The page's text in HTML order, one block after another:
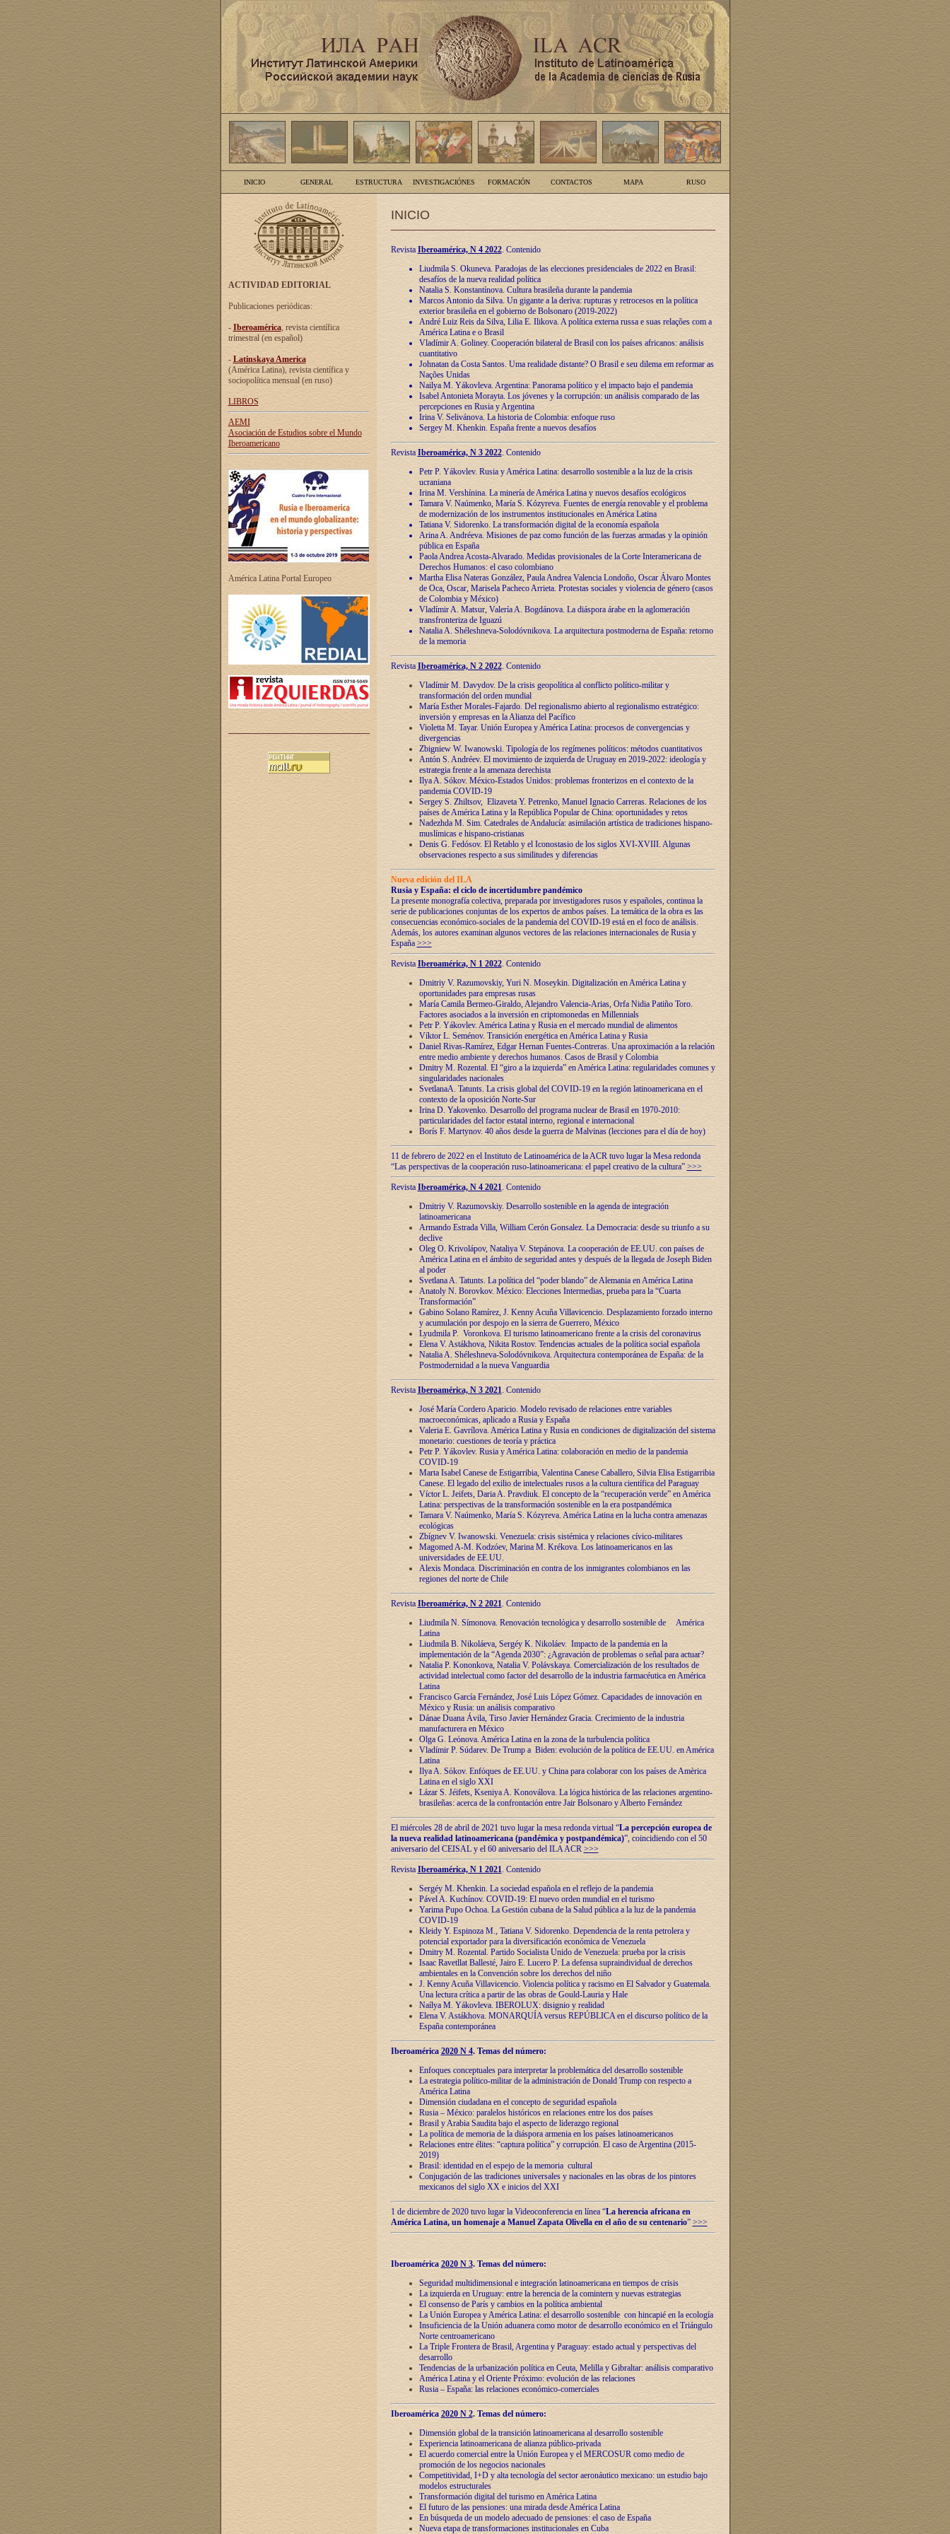
INICIO GENERAL ESTRUCTURA INVESTIGACIÓNES FORMACIÓN CONTACTOS MAPA RUSO
ACTIVIDAD EDITORIAL
Publicaciones periódicas:
- Iberoamérica, revista científica
trimestral (en español)
- Latinskaya America
(América Latina), revista científica y
sociopolítica mensual (en ruso)
LIBROS
AEMI
Asociación de Estudios sobre el Mundo
Iberoamericano
América Latina Portal Europeo
INICIO
Revista Iberoamérica, N 4 2022. Contenido
Liudmila S. Okuneva. Paradojas de las elecciones presidenciales de 2022 en Brasil:
desafíos de la nueva realidad política
Natalia S. Konstantínova. Cultura brasileña durante la pandemia
Marcos Antonio da Silva. Un gigante a la deriva: rupturas y retrocesos en la política
exterior brasileña en el gobierno de Bolsonaro (2019-2022)
André Luiz Reis da Silva, Lilia E. Ilikova. A política externa russa e suas relações com a
América Latina e o Brasil
Vladímir A. Goliney. Cooperación bilateral de Brasil con los países africanos: análisis
cuantitativo
Johnatan da Costa Santos. Uma realidade distante? O Brasil e seu dilema em reformar as
Nações Unidas
Nailya M. Yákovleva. Argentina: Panorama político y el impacto bajo el pandemia
Isabel Antonieta Morayta. Los jóvenes y la corrupción: un análisis comparado de las
percepciones en Rusia y Argentina
Irina V. Selivánova. La historia de Colombia: enfoque ruso
Sergey M. Khenkin. España frente a nuevos desafíos
Revista Iberoamérica, N 3 2022. Contenido
Petr P. Yákovlev. Rusia y América Latina: desarrollo sostenible a la luz de la crisis
ucraniana
Irina M. Vershínina. La minería de América Latina y nuevos desafíos ecológicos
Tamara V. Naúmenko, María S. Kózyreva. Fuentes de energía renovable y el problema
de modernización de los instrumentos institucionales en América Latina
Tatiana V. Sidorenko. La transformación digital de la economía española
Arina A. Andréeva. Misiones de paz como función de las fuerzas armadas y la opinión
pública en España
Paola Andrea Acosta-Alvarado. Medidas provisionales de la Corte Interamericana de
Derechos Humanos: el caso colombiano
Martha Elisa Nateras González, Paula Andrea Valencia Londoño, Oscar Álvaro Montes
de Oca, Oscar, Marisela Pacheco Arrieta. Protestas sociales y violencia de género (casos
de Colombia y México)
Vladímir A. Matsur, Valería A. Bogdánova. La diáspora árabe en la aglomeración
transfronteriza de Iguazú
Natalia A. Shéleshneva-Solodóvnikova. La arquitectura postmoderna de España: retorno
de la memoria
Revista Iberoamérica, N 2 2022. Contenido
Vladímir M. Davydov. De la crisis geopolítica al conflicto político-militar y
transformación del orden mundial
María Esther Morales-Fajardo. Del regionalismo abierto al regionalismo estratégico:
inversión y empresas en la Alianza del Pacífico
Violetta M. Tayar. Unión Europea y América Latina: procesos de convergencias y
divergencias
Zbigniew W. Iwanowski. Tipología de los regímenes políticos: métodos cuantitativos
Antón S. Andréev. El movimiento de izquierda de Uruguay en 2019-2022: ideología y
estrategia frente a la amenaza derechista
Ilya A. Sókov. México-Estados Unidos: problemas fronterizos en el contexto de la
pandemia COVID-19
Sergey S. Zhiltsov, Elizaveta Y. Petrenko, Manuel Ignacio Carreras. Relaciones de los
países de América Latina y la República Popular de China: oportunidades y retos
Nadezhda M. Sim. Catedrales de Andalucía: asimilación artística de tradiciones hispano-
muslímicas e hispano-cristianas
Denis G. Fedósov. El Retablo y el Iconostasio de los siglos XVI-XVIII. Algunas
observaciones respecto a sus similitudes y diferencias
Nueva edición del ILA
Rusia y España: el ciclo de incertidumbre pandémico
La presente monografía colectiva, preparada por investigadores rusos y españoles, continua la
serie de publicaciones conjuntas de los expertos de ambos países. La temática de la obra es las
consecuencias económico-sociales de la pandemia del COVID-19 está en el foco de análisis.
Además, los autores examinan algunos vectores de las relaciones internacionales de Rusia y
España >>>
Revista Iberoamérica, N 1 2022. Contenido
Dmitriy V. Razumovskiy, Yuri N. Moseykin. Digitalización en América Latina y
oportunidades para empresas rusas
María Camila Bermeo-Giraldo, Alejandro Valencia-Arias, Orfa Nidia Patiño Toro.
Factores asociados a la inversión en criptomonedas en Millennials
Petr P. Yákovlev. América Latina y Rusia en el mercado mundial de alimentos
Víktor L. Seménov. Transición energética en América Latina y Rusia
Daniel Rivas-Ramírez, Edgar Hernan Fuentes-Contreras. Una aproximación a la relación
entre medio ambiente y derechos humanos. Casos de Brasil y Colombia
Dmitry M. Rozental. El “giro a la izquierda” en América Latina: regularidades comunes y
singularidades nacionales
SvetlanaA. Tatunts. La crisis global del COVID-19 en la región latinoamericana en el
contexto de la oposición Norte-Sur
Irina D. Yakovenko. Desarrollo del programa nuclear de Brasil en 1970-2010:
particularidades del factor estatal interno, regional e internacional
Borís F. Martynov. 40 años desde la guerra de Malvinas (lecciones para el día de hoy)
11 de febrero de 2022 en el Instituto de Latinoamérica de la ACR tuvo lugar la Mesa redonda
“Las perspectivas de la cooperación ruso-latinoamericana: el papel creativo de la cultura” >>>
Revista Iberoamérica, N 4 2021. Contenido
Dmitriy V. Razumovskiy. Desarrollo sostenible en la agenda de integración
latinoamericana
Armando Estrada Villa, William Cerón Gonsalez. La Democracia: desde su triunfo a su
declive
Oleg O. Krivolápov, Nataliya V. Stepánova. La cooperación de EE.UU. con países de
América Latina en el ámbito de seguridad antes y después de la llegada de Joseph Biden
al poder
Svetlana A. Tatunts. La política del “poder blando” de Alemania en América Latina
Anatoly N. Borovkov. México: Elecciones Intermedias, prueba para la “Cuarta
Transformación”
Gabino Solano Ramírez, J. Kenny Acuña Villavicencio. Desplazamiento forzado interno
y acumulación por despojo en la sierra de Guerrero, México
Lyudmila P. Voronkova. El turismo latinoamericano frente a la crisis del coronavirus
Elena V. Astákhova, Nikita Rostov. Tendencias actuales de la política social española
Natalia A. Shéleshneva-Solodóvnikova. Arquitectura contemporánea de España: de la
Postmodernidad a la nueva Vanguardia
Revista Iberoamérica, N 3 2021. Contenido
José María Cordero Aparicio. Modelo revisado de relaciones entre variables
macroeconómicas, aplicado a Rusia y España
Valeria E. Gavrílova. América Latina y Rusia en condiciones de digitalización del sistema
monetario: cuestiones de teoría y práctica
Petr P. Yákovlev. Rusia y América Latina: colaboración en medio de la pandemia
COVID-19
Marta Isabel Canese de Estigarribia, Valentina Canese Caballero, Silvia Elisa Estigarribia
Canese. El legado del exilio de intelectuales rusos a la cultura científica del Paraguay
Víctor L. Jeifets, Daria A. Pravdiuk. El concepto de la “recuperación verde” en América
Latina: perspectivas de la transformación sostenible en la era postpandémica
Tamara V. Naúmenko, María S. Kózyreva. América Latina en la lucha contra amenazas
ecológicas
Zbígnev V. Iwanowski. Venezuela: crisis sistémica y relaciones cívico-militares
Magomed A-M. Kodzóev, Marina M. Krékova. Los latinoamericanos en las
universidades de EE.UU.
Alexis Mondaca. Discriminación en contra de los inmigrantes colombianos en las
regiones del norte de Chile
RevistaIberoamérica, N 2 2021. Contenido
Liudmila N. Símonova. Renovaciόn tecnolόgica y desarrollo sostenible de América
Latina
Liudmila B. Nikoláeva, Sergéy K. Nikoláev. Impacto de la pandemia en la
implementaciόn de la “Agenda 2030”: ¿Agravaciόn de problemas o señal para actuar?
Natalia P. Kononkova, Natalia V. Polávskaya. Comercializaciόn de los resultados de
actividad intelectual como factor del desarrollo de la industria farmacéutica en América
Latina
Francisco García Fernández, José Luis López Gómez. Capacidades de innovaciόn en
México y Rusia: un análisis comparativo
Dánae Duana Ávila, Tirso Javier Hernández Gracia. Crecimiento de la industria
manufacturera en México
Olga G. Leόnova. América Latina en la zona de la turbulencia política
Vladímir P. Súdarev. De Trump a Biden: evoluciόn de la política de EE.UU. en América
Latina
Ilya A. Sόkov. Enfόques de EE.UU. y China para colaborar con los países de Amèrica
Latina en el siglo XXI
Lázar S. Jéifets, Kseniya A. Konoválova. La lόgica histόrica de las relaciones argentino-
brasileñas: acerca de la confrontaciόn entre Jair Bolsonaro y Alberto Fernández
El miércoles 28 de abril de 2021 tuvo lugar la mesa redonda virtual “La percepción europea de
la nueva realidad latinoamericana (pandémica y postpandémica)”, coincidiendo con el 50
aniversario del CEISAL y el 60 aniversario del ILA ACR >>>
Revista Iberoamérica, N 1 2021. Contenido
Sergéy M. Khenkin. La sociedad española en el reflejo de la pandemia
Pável A. Kuchínov. COVID-19: El nuevo orden mundial en el turismo
Yarima Pupo Ochoa. La Gestión cubana de la Salud pública a la luz de la pandemia
COVID-19
Kleidy Y. Espinoza M., Tatiana V. Sidorenko. Dependencia de la renta petrolera y
potencial exportador para la diversificación económica de Venezuela
Dmitry M. Rozental. Partido Socialista Unido de Venezuela: prueba por la crisis
Isaac Ravetllat Ballesté, Jairo E. Lucero P. La defensa supraindividual de derechos
ambientales en la Convención sobre los derechos del niño
J. Kenny Acuña Villavicencio. Violencia política y racismo en El Salvador y Guatemala.
Una lectura crítica a partir de las obras de Gould-Lauria y Hale
Naílya M. Yákovleva. IBEROLUX: disignio y realidad
Elena V. Astákhova. MONARQUÍA versus REPÚBLICA en el discurso político de la
España contemporánea
Iberoamérica 2020 N 4. Temas del número:
Enfoques conceptuales para interpretar la problemática del desarrollo sostenible
La estrategia político-militar de la administración de Donald Trump con respecto a
América Latina
Dimensión ciudadana en el concepto de seguridad española
Rusia – México: paralelos históricos en relaciones entre los dos países
Brasil y Arabia Saudita bajo el aspecto de liderazgo regional
La política de memoria de la diáspora armenia en los países latinoamericanos
Relaciones entre élites: “captura política” y corrupción. El caso de Argentina (2015-
2019)
Brasil: identidad en el espejo de la memoria cultural
Conjugación de las tradiciones universales y nacionales en las obras de los pintores
mexicanos del siglo XX e inicios del XXI
1 de diciembre de 2020 tuvo lugar la Videoconferencia en línea “La herencia africana en
América Latina, un homenaje a Manuel Zapata Olivella en el año de su centenario” >>>
Iberoamérica 2020 N 3.Temas del número:
Seguridad multidimensional e integración latinoamericana en tiempos de crisis
La izquierda en Uruguay: entre la herencia de lа comintern y nuevas estrategias
El consenso de París y cambios en la política ambiental
La Unión Europea y América Latina: el desarrollo sostenible con hincapié en la ecología
Insuficiencia de la Unión aduanera como motor de desarrollo económico en el Triángulo
Norte centroamericano
La Triple Frontera de Brasil, Argentina y Paraguay: estado actual y perspectivas del
desarrollo
Tendencias de la urbanización política en Ceuta, Melilla y Gibraltar: análisis comparativo
América Latina y el Oriente Próximo: evolución de las relaciones
Rusia – España: las relaciones económico-comerciales
Iberoamérica 2020 N 2.Temas del número:
Dimensión global de la transición latinoamericana al desarrollo sostenible
Experiencia latinoamericana de alianza público-privada
El acuerdo comercial entre la Unión Europea y el MERCOSUR como medio de
promoción de los negocios nacionales
Competitividad, I+D y alta tecnología del sector aeronáutico mexicano: un estudio bajo
modelos estructurales
Transformación digital del turismo en América Latina
El futuro de las pensiones: una mirada desde América Latina
En búsqueda de un modelo adecuado de pensiones: el caso de España
Nueva etapa de transformaciones institucionales en Cuba